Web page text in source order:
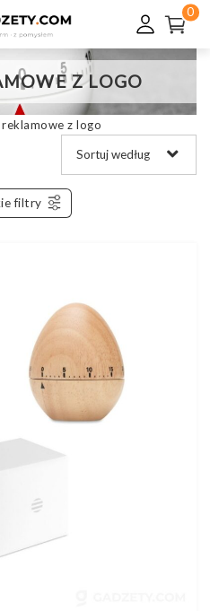
0
Z LOGO
z logo
filtry